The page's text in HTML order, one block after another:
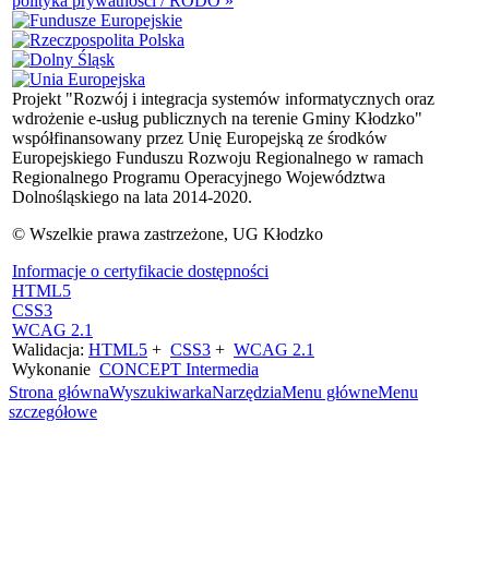
Projekt "Rozwój i integracja systemów informatycznych oraz
wdrożenie e-usług publicznych na terenie Gminy Kłodzko"
współfinansowany przez Unię Europejską ze środków
Europejskiego Funduszu Rozwoju Regionalnego w ramach
Regionalnego Programu Operacyjnego Województwa
Dolnośląskiego na lata 2014-2020.
© Wszelkie prawa zastrzeżone, UG Kłodzko
Informacje o certyfikacie dostępności
HTML5
CSS3
WCAG 2.1
Walidacja: HTML5 + CSS3 + WCAG 2.1
Wykonanie CONCEPT Intermedia
Strona głównaWyszukiwarkaNarzędziaMenu główneMenu
szczegółowe